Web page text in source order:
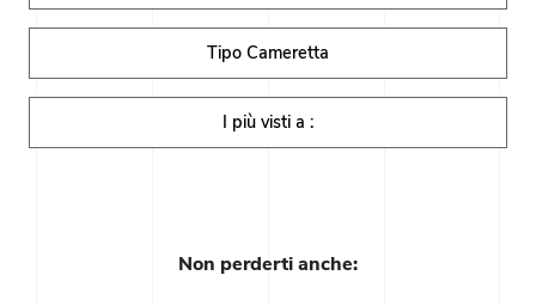
Tipo Cameretta
I più visti a :
Non perderti anche: